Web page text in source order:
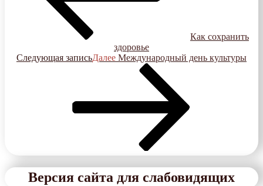
Как сохранить
здоровье
Следующая записьДалее Международный день культуры
Версия сайта для слабовидящих